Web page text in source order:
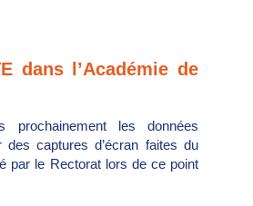
dans l’Académie de
prochainement les données
des captures d’écran faites du
par le Rectorat lors de ce point